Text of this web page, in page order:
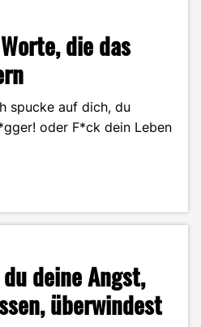
die das
spucke auf dich, du
oder F*ck dein Leben
du deine Angst,
überwindest